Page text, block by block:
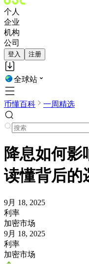
个人
企业
机构
公司
登入 注册
全球站
币懂百科 一周精选
降息如何影
读懂背后的
9月 18, 2025
利率
加密市场
9月 18, 2025
利率
加密市场